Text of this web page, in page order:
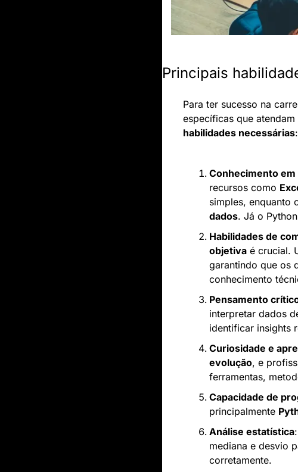
Principais
Para ter sucesso na
específicas que
habilidades necessárias:
Conhecimento
recursos como
simples, enquanto
dados. Já o
Habilidades de
objetiva é crucial.
garantindo que os
conhecimento
Pensamento
interpretar dados
identificar insights
Curiosidade e
evolução, e
ferramentas,
Capacidade de
principalmente
Análise estatística
mediana e desvio
corretamente.